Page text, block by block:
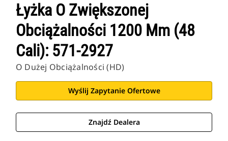
Łyżka O Zwiększonej
Obciążalności 1200 Mm (48
Cali): 571-2927
O Dużej Obciążalności (HD)
Wyślij Zapytanie Ofertowe
Znajdź Dealera